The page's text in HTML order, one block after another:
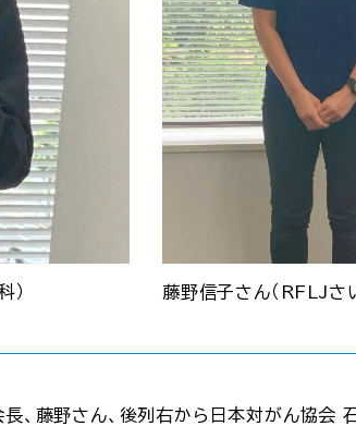
） 藤野信子さん（RFLJさ
長、藤野さん、後列右から日本対がん協会